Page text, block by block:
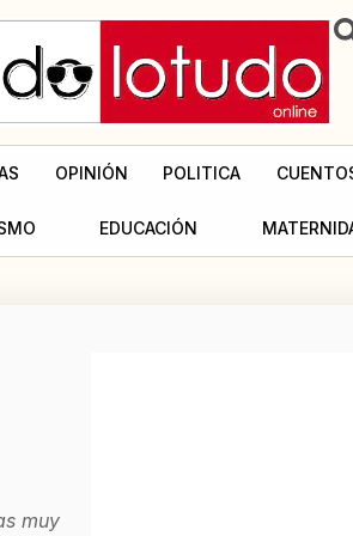
OPINIÓN POLITICA
EDUCACIÓN
muy